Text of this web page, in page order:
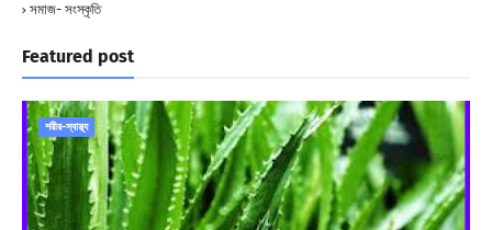
সমাজ- সংস্কৃতি
Featured post
শরীর-স্বাস্থ্য